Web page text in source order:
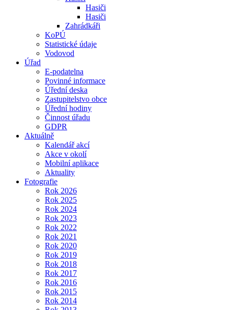
Hasiči
Hasiči
Zahrádkáři
KoPÚ
Statistické údaje
Vodovod
Úřad
E-podatelna
Povinné informace
Úřední deska
Zastupitelstvo obce
Úřední hodiny
Činnost úřadu
GDPR
Aktuálně
Kalendář akcí
Akce v okolí
Mobilní aplikace
Aktuality
Fotografie
Rok 2026
Rok 2025
Rok 2024
Rok 2023
Rok 2022
Rok 2021
Rok 2020
Rok 2019
Rok 2018
Rok 2017
Rok 2016
Rok 2015
Rok 2014